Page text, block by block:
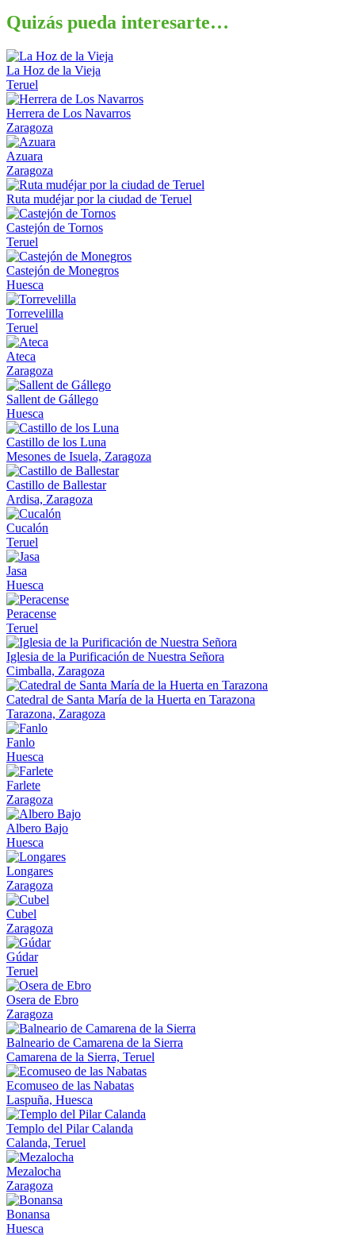
Quizás pueda interesarte…
La Hoz de la Vieja
Teruel
Herrera de Los Navarros
Zaragoza
Azuara
Zaragoza
Ruta mudéjar por la ciudad de Teruel
Castejón de Tornos
Teruel
Castejón de Monegros
Huesca
Torrevelilla
Teruel
Ateca
Zaragoza
Sallent de Gállego
Huesca
Castillo de los Luna
Mesones de Isuela, Zaragoza
Castillo de Ballestar
Ardisa, Zaragoza
Cucalón
Teruel
Jasa
Huesca
Peracense
Teruel
Iglesia de la Purificación de Nuestra Señora
Cimballa, Zaragoza
Catedral de Santa María de la Huerta en Tarazona
Tarazona, Zaragoza
Fanlo
Huesca
Farlete
Zaragoza
Albero Bajo
Huesca
Longares
Zaragoza
Cubel
Zaragoza
Gúdar
Teruel
Osera de Ebro
Zaragoza
Balneario de Camarena de la Sierra
Camarena de la Sierra, Teruel
Ecomuseo de las Nabatas
Laspuña, Huesca
Templo del Pilar Calanda
Calanda, Teruel
Mezalocha
Zaragoza
Bonansa
Huesca